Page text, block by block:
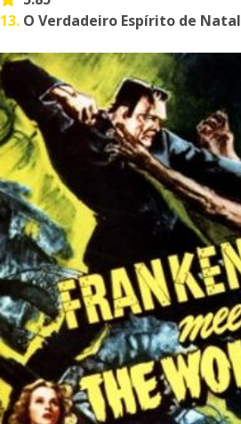
13. O Verdadeiro Espírito de Natal